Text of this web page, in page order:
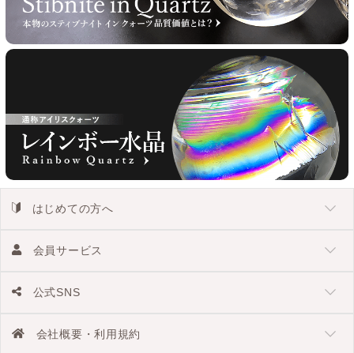
はじめての方へ
会員サービス
公式SNS
会社概要・利用規約